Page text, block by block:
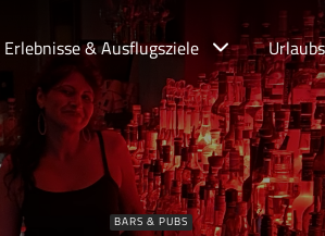
Erlebnisse & Ausflugsziele
BARS & PUBS